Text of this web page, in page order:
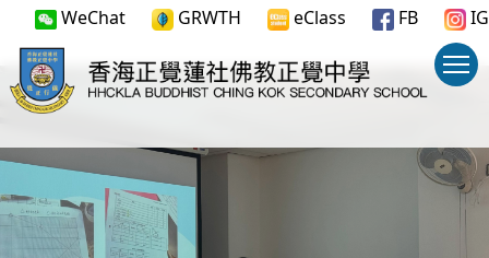
WeChat GRWTH eClass FB IG